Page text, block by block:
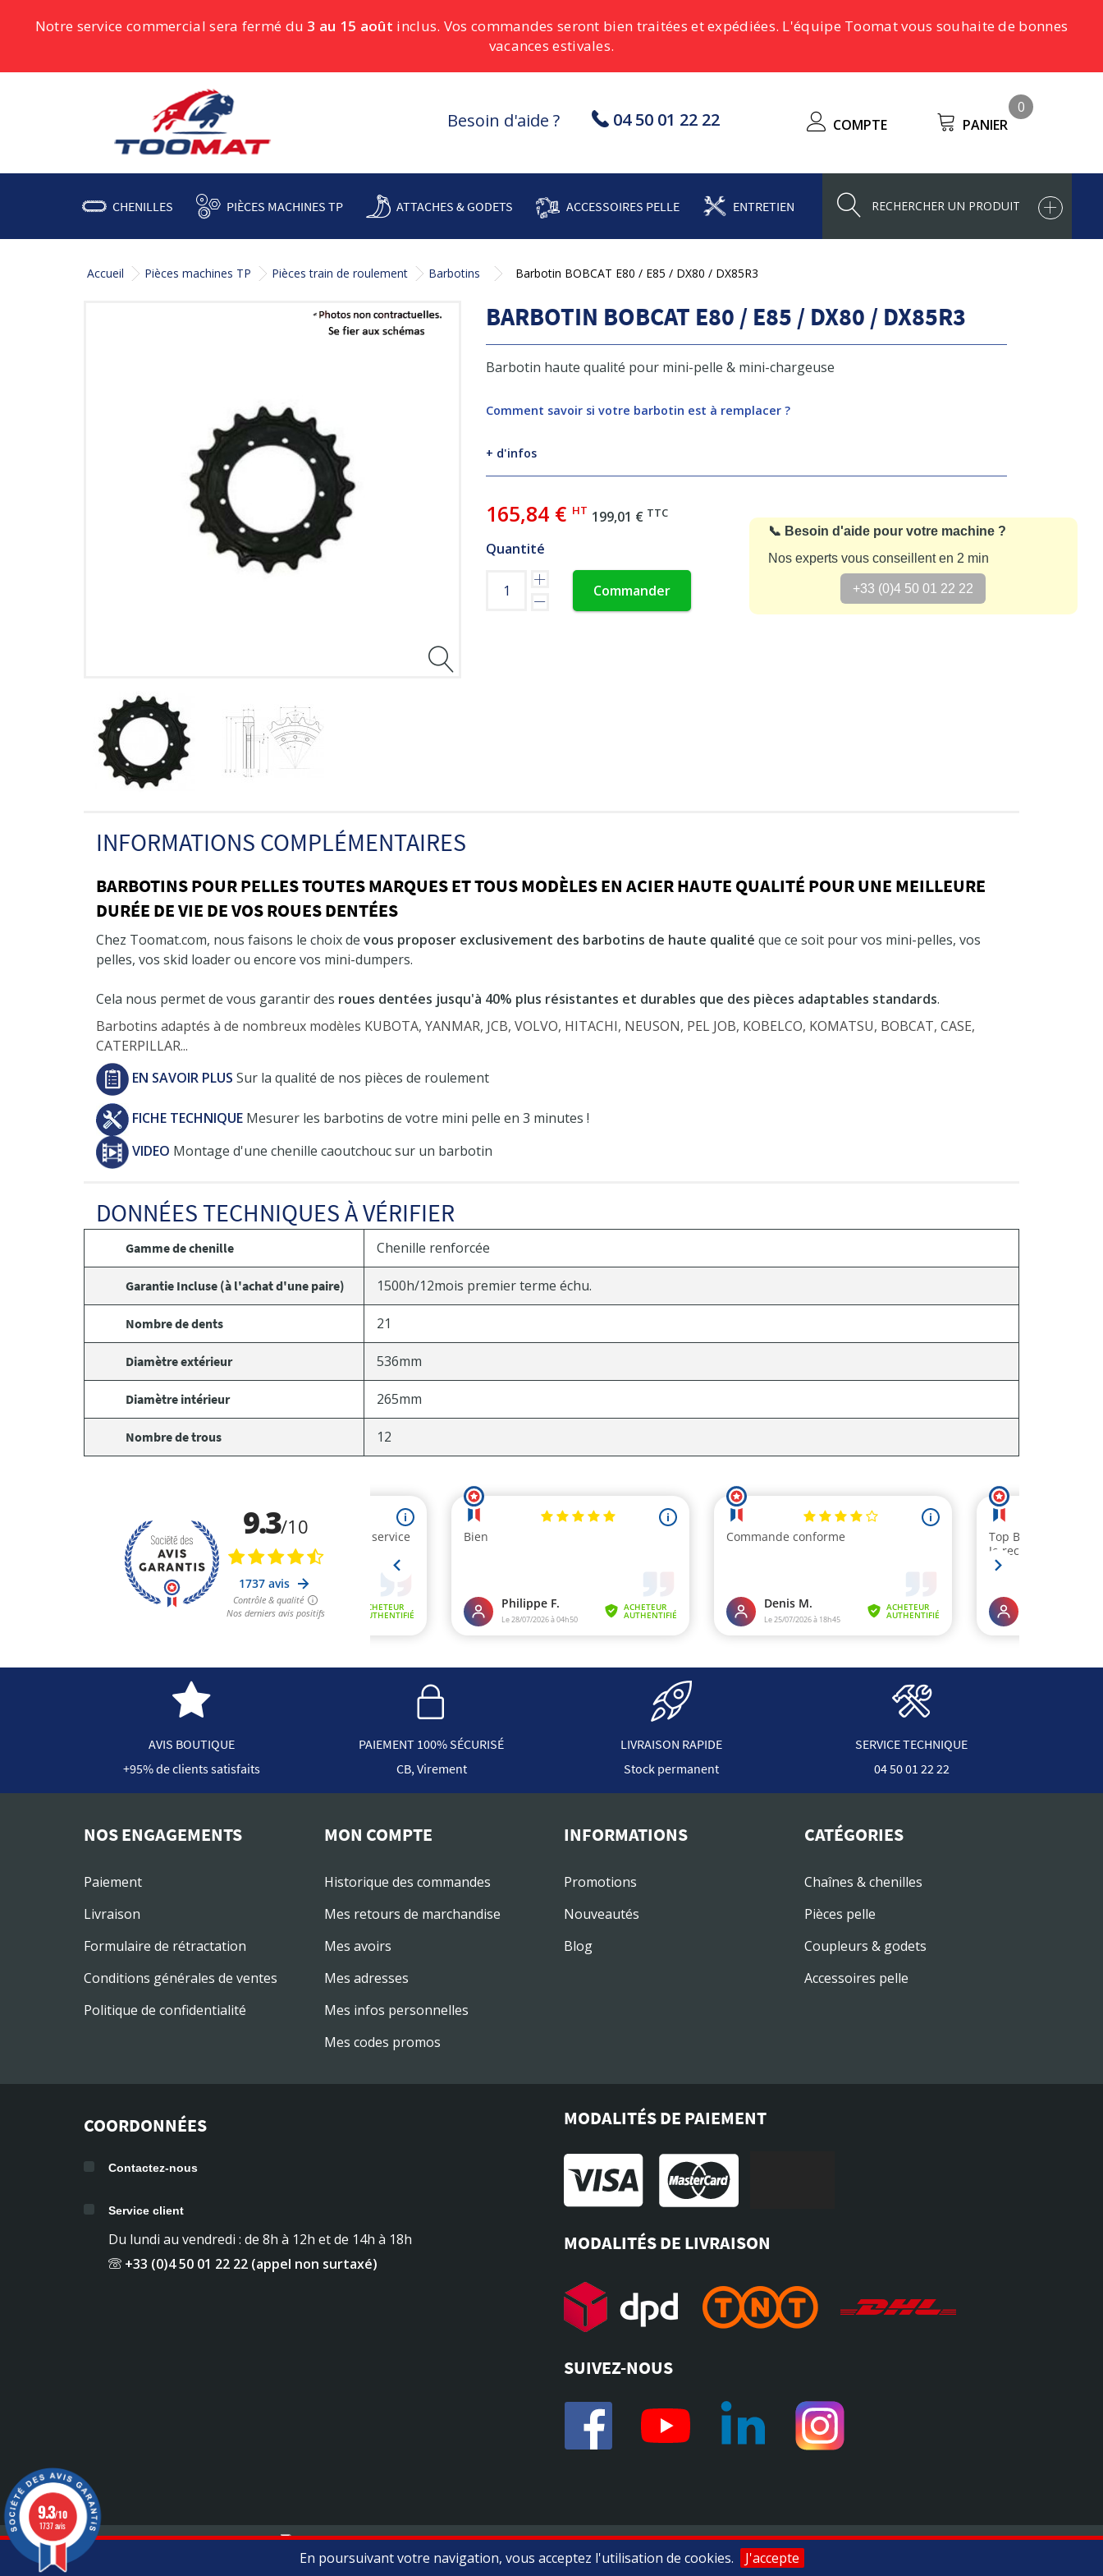
En poursuivant votre navigation, vous acceptez l'utilisation de cookies. J'accepte
Notre service commercial sera fermé du 3 au 15 août inclus. Vos commandes seront bien traitées et expédiées. L'équipe Toomat vous souhaite de bonnes
vacances estivales.
Besoin d'aide ? 04 50 01 22 22 COMPTE PANIER
0
CHENILLES PIÈCES MACHINES TP ATTACHES & GODETS ACCESSOIRES PELLE ENTRETIEN
Accueil Pièces machines TP Pièces train de roulement Barbotins Barbotin BOBCAT E80 / E85 / DX80 / DX85R3
BARBOTIN BOBCAT E80 / E85 / DX80 / DX85R3
Barbotin haute qualité pour mini-pelle & mini-chargeuse
Comment savoir si votre barbotin est à remplacer ?
+ d'infos
165,84 € HT 199,01 € TTC
Quantité
Commander
📞 Besoin d'aide pour votre machine ?
Nos experts vous conseillent en 2 min
+33 (0)4 50 01 22 22
INFORMATIONS COMPLÉMENTAIRES
BARBOTINS POUR PELLES TOUTES MARQUES ET TOUS MODÈLES EN ACIER HAUTE QUALITÉ POUR UNE MEILLEURE
DURÉE DE VIE DE VOS ROUES DENTÉES
Chez Toomat.com, nous faisons le choix de vous proposer exclusivement des barbotins de haute qualité que ce soit pour vos mini-pelles, vos
pelles, vos skid loader ou encore vos mini-dumpers.
Cela nous permet de vous garantir des roues dentées jusqu'à 40% plus résistantes et durables que des pièces adaptables standards.
Barbotins adaptés à de nombreux modèles KUBOTA, YANMAR, JCB, VOLVO, HITACHI, NEUSON, PEL JOB, KOBELCO, KOMATSU, BOBCAT, CASE,
CATERPILLAR...
EN SAVOIR PLUS Sur la qualité de nos pièces de roulement
FICHE TECHNIQUE Mesurer les barbotins de votre mini pelle en 3 minutes !
VIDEO Montage d'une chenille caoutchouc sur un barbotin
DONNÉES TECHNIQUES À VÉRIFIER
Gamme de chenille Chenille renforcée
Garantie Incluse (à l'achat d'une paire) 1500h/12mois premier terme échu.
Nombre de dents 21
Diamètre extérieur 536mm
Diamètre intérieur 265mm
Nombre de trous 12
AVIS BOUTIQUE
+95% de clients satisfaits
PAIEMENT 100% SÉCURISÉ
CB, Virement
LIVRAISON RAPIDE
Stock permanent
SERVICE TECHNIQUE
04 50 01 22 22
NOS ENGAGEMENTS
Paiement
Livraison
Formulaire de rétractation
Conditions générales de ventes
Politique de confidentialité
MON COMPTE
Historique des commandes
Mes retours de marchandise
Mes avoirs
Mes adresses
Mes infos personnelles
Mes codes promos
INFORMATIONS
Promotions
Nouveautés
Blog
CATÉGORIES
Chaînes & chenilles
Pièces pelle
Coupleurs & godets
Accessoires pelle
COORDONNÉES
Contactez-nous
Service client
Du lundi au vendredi : de 8h à 12h et de 14h à 18h
+33 (0)4 50 01 22 22 (appel non surtaxé)
MODALITÉS DE PAIEMENT
MODALITÉS DE LIVRAISON
SUIVEZ-NOUS
Marchand approuvé par la Société des Avis Garantis, cliquez ici pour vérifier.
9.3/10
1737 avis